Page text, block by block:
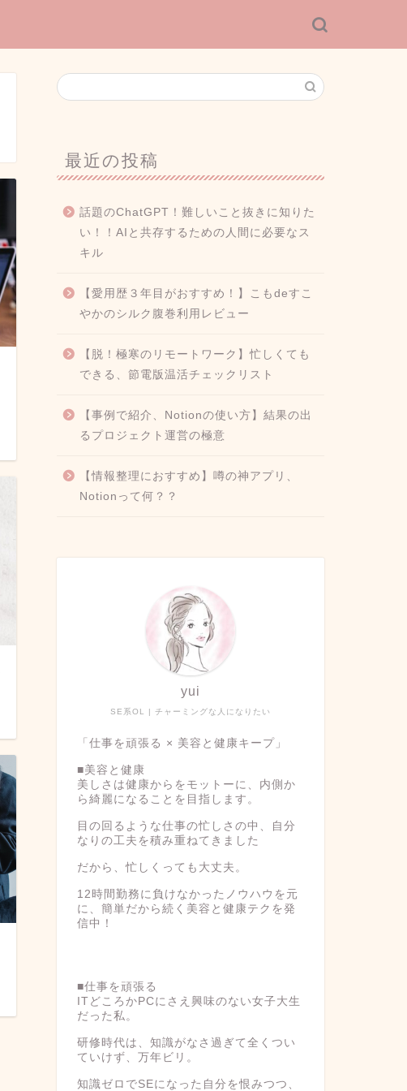
最近の投稿
話題のChatGPT！難しいこと抜きに知りた
い！！AIと共存するための人間に必要なス
キル
【愛用歴３年目がおすすめ！】こもdeすこ
やかのシルク腹巻利用レビュー
【脱！極寒のリモートワーク】忙しくても
できる、節電版温活チェックリスト
【事例で紹介、Notionの使い方】結果の出
るプロジェクト運営の極意
【情報整理におすすめ】噂の神アプリ、
Notionって何？？
SE系OL | チャーミングな人になりたい
yui
「仕事を頑張る × 美容と健康キープ」
■美容と健康
美しさは健康からをモットーに、内側か
ら綺麗になることを目指します。
目の回るような仕事の忙しさの中、自分
なりの工夫を積み重ねてきました
だから、忙しくっても大丈夫。
12時間勤務に負けなかったノウハウを元
に、簡単だから続く美容と健康テクを発
信中！
■仕事を頑張る
ITどころかPCにさえ興味のない女子大生
だった私。
研修時代は、知識がなさ過ぎて全くつい
ていけず、万年ビリ。
知識ゼロでSEになった自分を恨みつつ、